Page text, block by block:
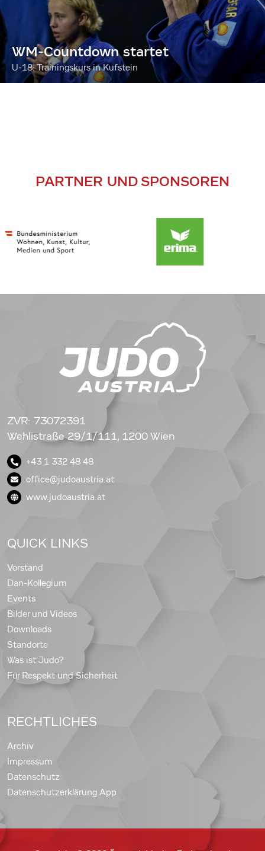
WM-Countdown startet
U-18: Trainingskurs in Kufstein
PARTNER UND SPONSOREN
ZVR: 73072391
Wehlistraße 29/1/111, 1200 Wien
+43 1 332 48 48
office@judoaustria.at
www.judoaustria.at
QUICK LINKS
Vorstand
Dan-Kollegium
Events
Bilder und Videos
Downloads
Standorte
Was ist Judo?
Für Respekt und Sicherheit
RECHTLICHES
Archiv
Impressum
Datenschutz
Datenschutzerklärung App